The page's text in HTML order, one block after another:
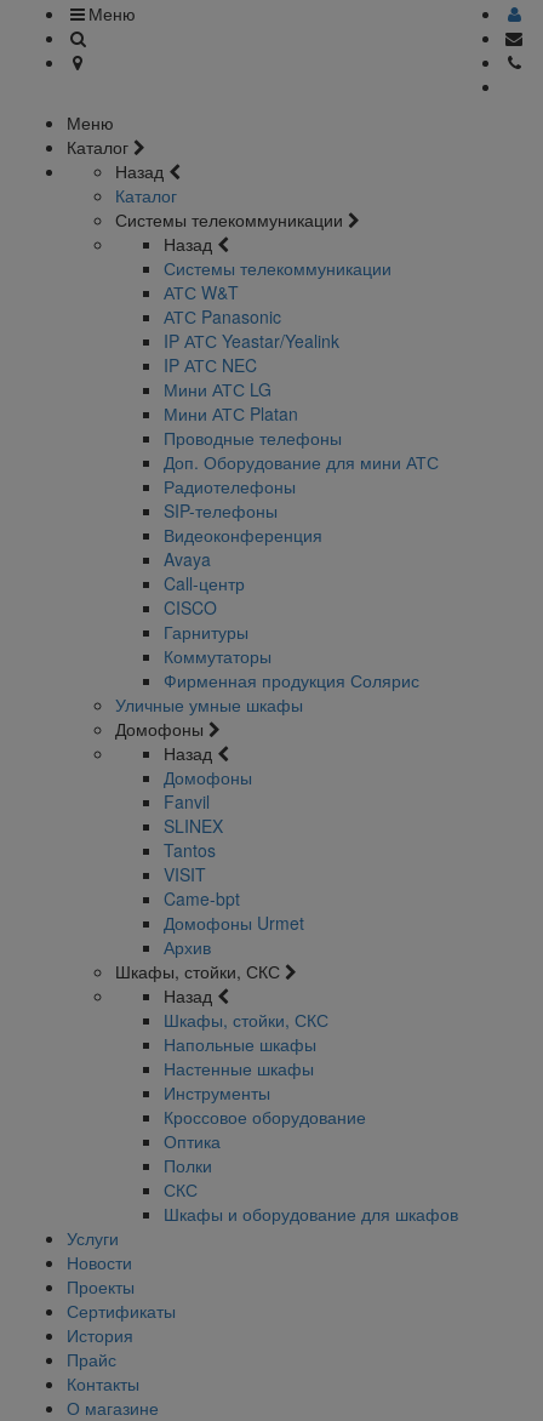
Меню
Меню
Каталог
Назад
Каталог
Системы телекоммуникации
Назад
Системы телекоммуникации
АТС W&T
АТС Panasonic
IP АТС Yeastar/Yealink
IP АТС NEC
Мини АТС LG
Мини АТС Platan
Проводные телефоны
Доп. Оборудование для мини АТС
Радиотелефоны
SIP-телефоны
Видеоконференция
Avaya
Call-центр
CISCO
Гарнитуры
Коммутаторы
Фирменная продукция Солярис
Уличные умные шкафы
Домофоны
Назад
Домофоны
Fanvil
SLINEX
Tantos
VISIT
Came-bpt
Домофоны Urmet
Архив
Шкафы, стойки, СКС
Назад
Шкафы, стойки, СКС
Напольные шкафы
Настенные шкафы
Инструменты
Кроссовое оборудование
Оптика
Полки
СКС
Шкафы и оборудование для шкафов
Услуги
Новости
Проекты
Сертификаты
История
Прайс
Контакты
О магазине